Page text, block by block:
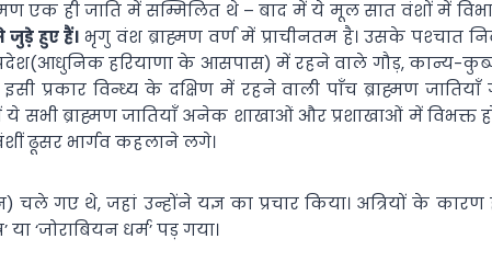
एक ही जाति में सम्मिलित थे – बाद में ये मूल सात वंशों में
हुए हैं। भृगु वंश ब्राह्मण वर्ण में प्राचीनतम है। उसके पश्‍चात
हरियाणा के आसपास) में रहने वाले गौड़,
विन्ध्य के दक्षिण में रहने वाली पाँच ब्राह्मण जातियाँ
सभी ब्राह्मण जातियाँ अनेक शाखाओं और प्रशाखाओं में विभक्त
ढूसर भार्गव कहलाने लगे।
गए थे, जहां उन्होंने यज्ञ का प्रचार किया। अत्रियों के कारण
‘जोराबियन धर्म’ पड़ गया।